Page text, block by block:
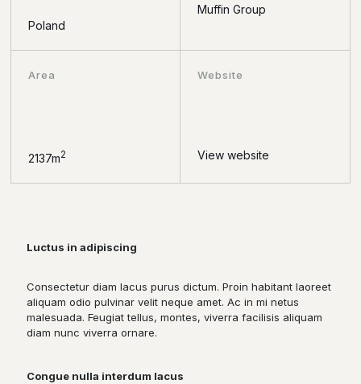
Poland
Muffin Group
Area
2137m2
Website
View website
Luctus in adipiscing
Consectetur diam lacus purus dictum. Proin habitant laoreet
aliquam odio pulvinar velit neque amet. Ac in mi netus
malesuada. Feugiat tellus, montes, viverra facilisis aliquam
diam nunc viverra ornare.
Congue nulla interdum lacus